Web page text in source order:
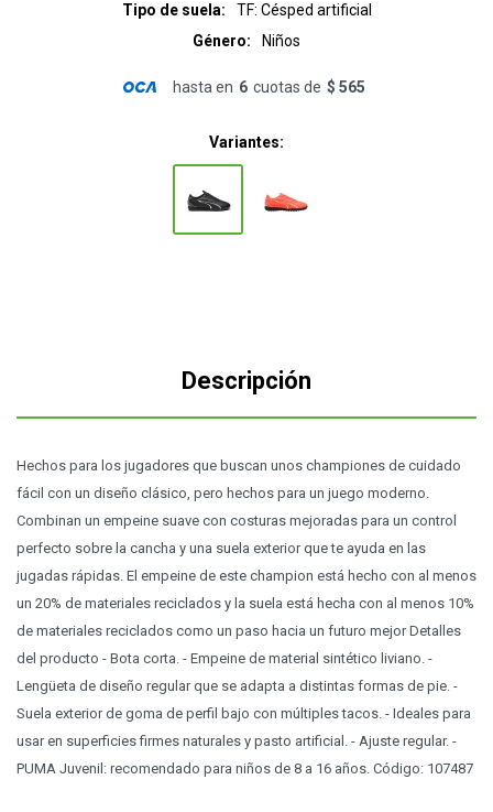
Tipo de suela
TF: Césped artificial
Género
Niños
hasta en 6 cuotas de $ 565
Variantes:
Descripción
Hechos para los jugadores que buscan unos championes de cuidado
fácil con un diseño clásico, pero hechos para un juego moderno.
Combinan un empeine suave con costuras mejoradas para un control
perfecto sobre la cancha y una suela exterior que te ayuda en las
jugadas rápidas. El empeine de este champion está hecho con al menos
un 20% de materiales reciclados y la suela está hecha con al menos 10%
de materiales reciclados como un paso hacia un futuro mejor Detalles
del producto - Bota corta. - Empeine de material sintético liviano. -
Lengüeta de diseño regular que se adapta a distintas formas de pie. -
Suela exterior de goma de perfil bajo con múltiples tacos. - Ideales para
usar en superficies firmes naturales y pasto artificial. - Ajuste regular. -
PUMA Juvenil: recomendado para niños de 8 a 16 años. Código: 107487